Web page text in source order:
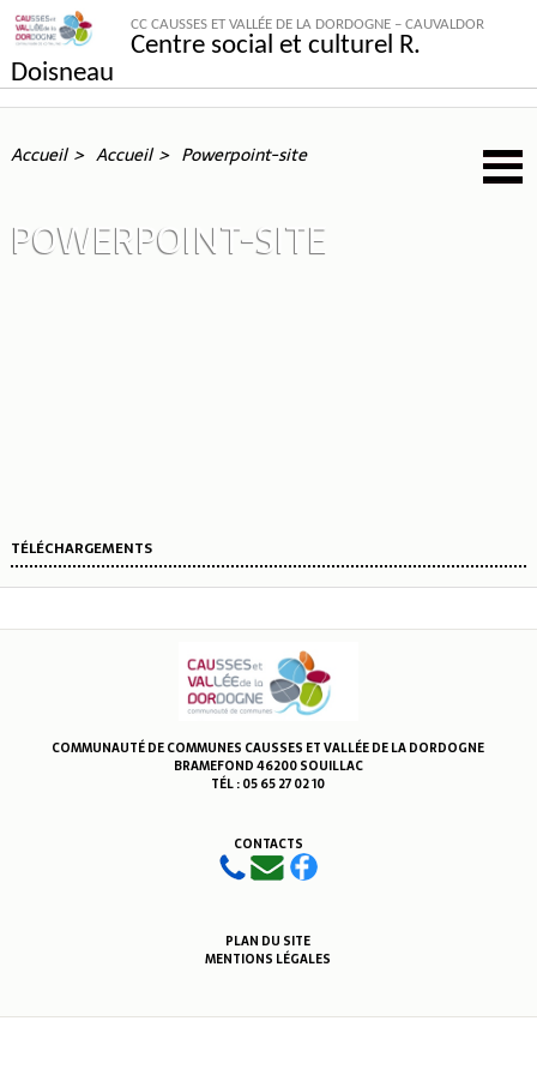
CC CAUSSES ET VALLÉE DE LA DORDOGNE – CAUVALDOR
Centre social et culturel R.
Doisneau
Accueil Accueil Powerpoint-site
POWERPOINT-SITE
TÉLÉCHARGEMENTS
COMMUNAUTÉ DE COMMUNES CAUSSES ET VALLÉE DE LA DORDOGNE
BRAMEFOND 46200 SOUILLAC
TÉL : 05 65 27 02 10
CONTACTS
PLAN DU SITE
MENTIONS LÉGALES